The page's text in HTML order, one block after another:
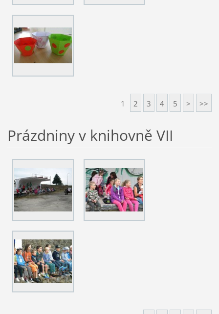
1 2 3 4 5 > >>
Prázdniny v knihovně VII